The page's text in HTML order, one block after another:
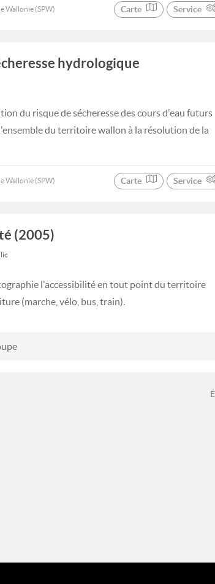
Wallonie (SPW) Carte Service
hydrologique
du risque de sécheresse des cours d'eau futurs
du territoire wallon à la résolution de la
Wallonie (SPW) Carte Service
(2005)
l'accessibilité en tout point du territoire
(marche, vélo, bus, train).